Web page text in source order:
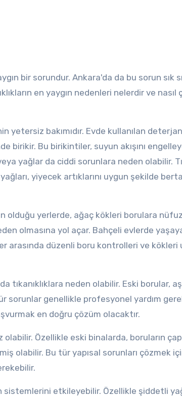
en yaygın nedenleri nelerdir ve nasıl
yetersiz bakımıdır. Evde kullanılan
Bu birikintiler, suyun akışını
yağlar da ciddi sorunlara neden olabilir.
yiyecek artıklarını uygun şekilde
olduğu yerlerde, ağaç kökleri borulara
olmasına yol açar. Bahçeli evlerde
arasında düzenli boru kontrolleri ve
tıkanıklıklara neden olabilir. Eski borular,
sorunlar genellikle profesyonel yardım
en doğru çözüm olacaktır.
Özellikle eski binalarda, boruların
olabilir. Bu tür yapısal sorunları çözmek
etkileyebilir. Özellikle şiddetli